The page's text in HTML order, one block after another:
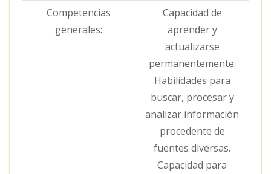
Competencias
generales:
Capacidad de
aprender y
actualizarse
permanentemente.
Habilidades para
buscar, procesar y
analizar información
procedente de
fuentes diversas.
Capacidad para